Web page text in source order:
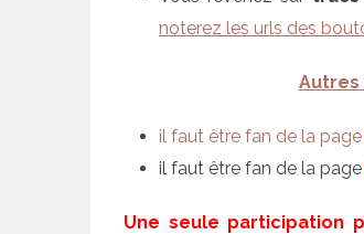
noterez les urls des
il faut être fan de la page
il faut être fan de la page
Une seule participation